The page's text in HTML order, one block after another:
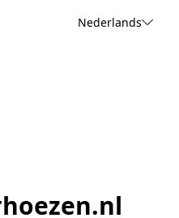
Nederlands